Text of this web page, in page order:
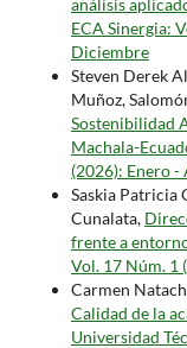
análisis
ECA Sinergia:
Diciembre
Steven Derek
Muñoz,
Sostenibilidad
Machala-
(2026): Enero -
Saskia Patricia
Cunalata,
frente a
Vol. 17 Núm. 1
Carmen
Calidad de la
Universidad